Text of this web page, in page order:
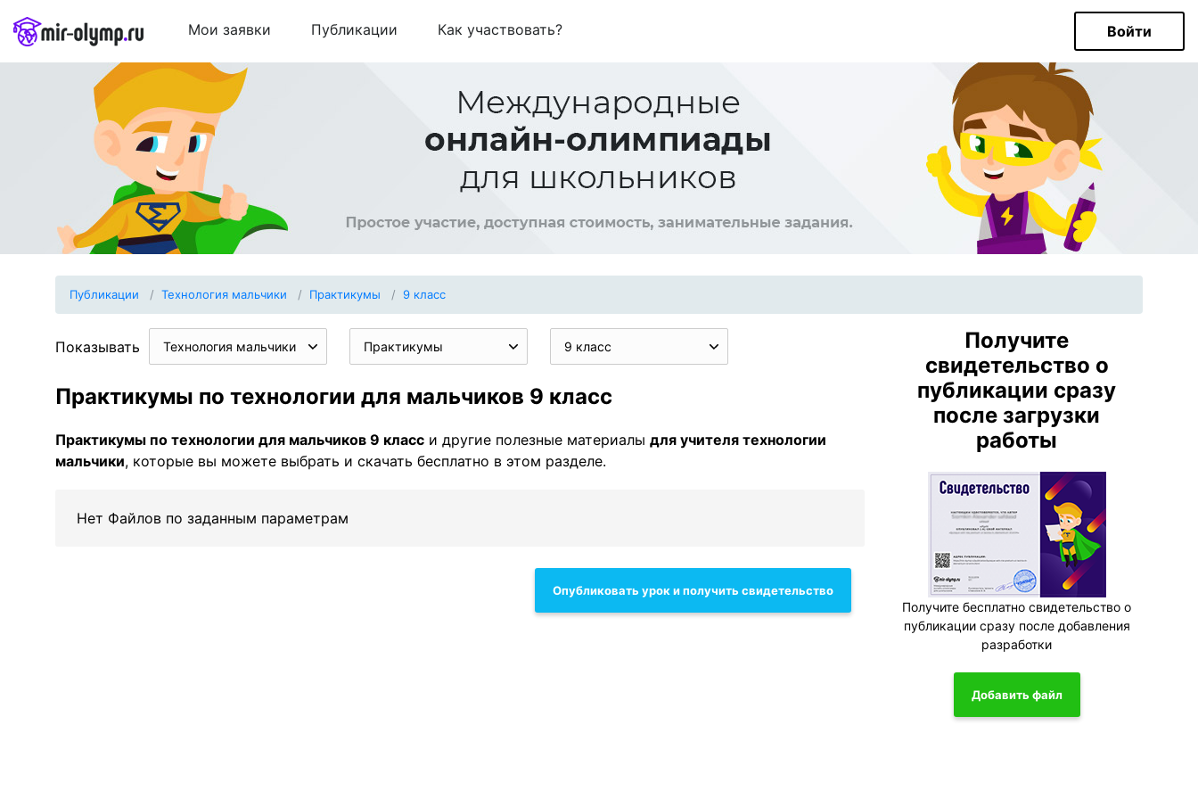
Мои заявки Публикации Как участвовать? Войти
Публикации Технология мальчики Практикумы 9 класс
Показывать Технология мальчики Практикумы 9 класс
Практикумы по технологии для мальчиков 9 класс
Практикумы по технологии для мальчиков 9 класс и другие полезные материалы для учителя технологии
мальчики, которые вы можете выбрать и скачать бесплатно в этом разделе.
Нет Файлов по заданным параметрам
Опубликовать урок и получить свидетельство
Получите
свидетельство о
публикации сразу
после загрузки
работы
Получите бесплатно свидетельство о
публикации сразу после добавления
разработки
Добавить файл